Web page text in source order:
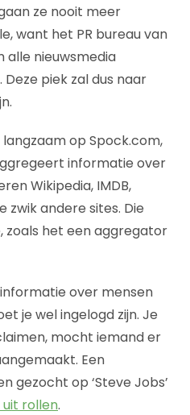
ze nooit meer
want het PR bureau van
nieuwsmedia
piek zal dus naar
op Spock.com,
informatie over
Wikipedia, IMDB,
zwik andere sites. Die
zoals het een aggregator
over mensen
je wel ingelogd zijn. Je
mocht iemand er
Een
gezocht op ‘Steve Jobs’
rollen.